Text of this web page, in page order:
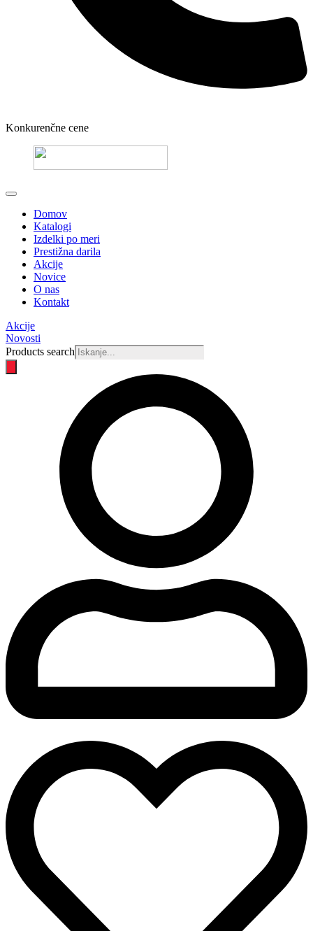
Konkurenčne cene
Domov
Katalogi
Izdelki po meri
Prestižna darila
Akcije
Novice
O nas
Kontakt
Akcije
Novosti
Products search